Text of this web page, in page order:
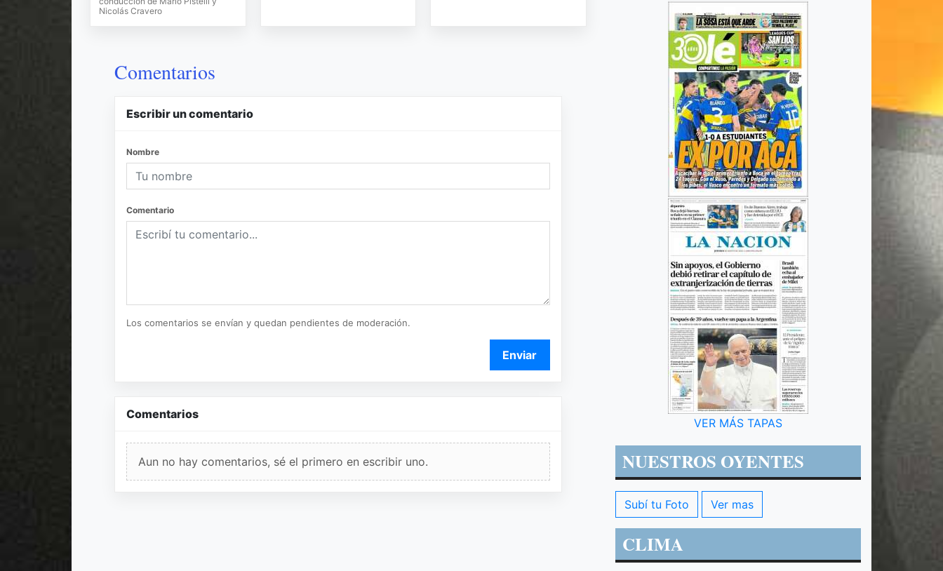
Nicolás Cravero
Comentarios
Escribir un comentario
Nombre
Comentario
Los comentarios se envían y quedan pendientes de moderación.
Enviar
Comentarios
Aun no hay comentarios, sé el primero en escribir uno.
VER MÁS TAPAS
NUESTROS OYENTES
Subí tu Foto Ver mas
CLIMA